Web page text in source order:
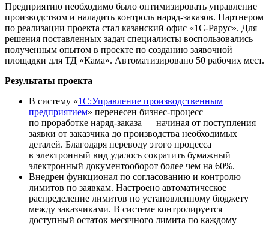
Предприятию необходимо было оптимизировать управление
производством и наладить контроль наряд-заказов. Партнером
по реализации проекта стал казанский офис «1С‑Рарус». Для
решения поставленных задач специалисты воспользовались
полученным опытом в проекте по созданию заявочной
площадки для ТД «Кама». Автоматизировано 50 рабочих мест.
Результаты проекта
В систему «1С:Управление производственным
предприятием» перенесен бизнес-процесс
по проработке наряд-заказа — начиная от поступления
заявки от заказчика до производства необходимых
деталей. Благодаря переводу этого процесса
в электронный вид удалось сократить бумажный
электронный документооборот более чем на 60%.
Внедрен функционал по согласованию и контролю
лимитов по заявкам. Настроено автоматическое
распределение лимитов по установленному бюджету
между заказчиками. В системе контролируется
доступный остаток месячного лимита по каждому